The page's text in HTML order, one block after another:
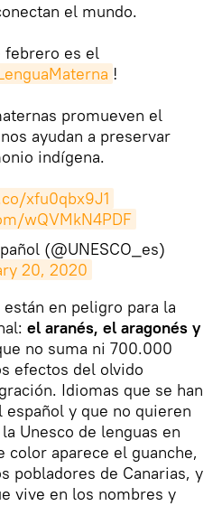
el mundo.
febrero es el
!
promueven el
ayudan a preservar
indígena.
xfu0qbx9J1
wQVMkN4PDF
(@UNESCO_es)
20, 2020
en peligro para la
el aranés, el aragonés y
no suma ni 700.000
efectos del olvido
Idiomas que se han
y que no quieren
Unesco de lenguas en
color aparece el guanche,
pobladores de Canarias, y
vive en los nombres y